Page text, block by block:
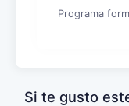
Programa
Si te gusto